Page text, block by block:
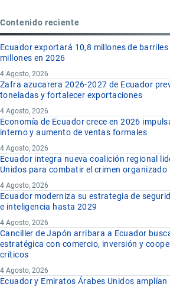
Contenido reciente
Ecuador exportará 10,8 millones de
millones en 2026
4 Agosto, 2026
Zafra azucarera 2026-2027 de Ecuador
toneladas y fortalecer exportaciones
4 Agosto, 2026
Economía de Ecuador crece en 2026
interno y aumento de ventas formales
4 Agosto, 2026
Ecuador integra nueva coalición regional
Unidos para combatir el crimen organizado
4 Agosto, 2026
Ecuador moderniza su estrategia de
e inteligencia hasta 2029
4 Agosto, 2026
Canciller de Japón arribara a Ecuador
estratégica con comercio, inversión y
críticos
4 Agosto, 2026
Ecuador y Emiratos Árabes Unidos